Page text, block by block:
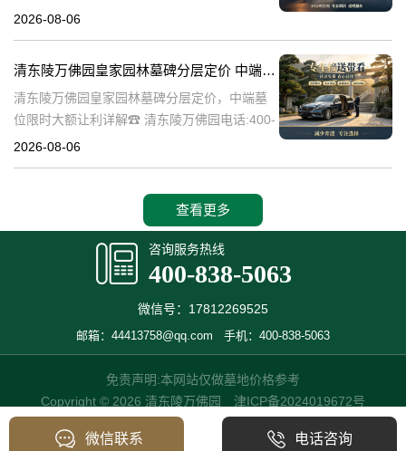
们缅怀先人、寄托哀思的重要场所。近年来，
清
2026-08-06
清东陵万佛园皇家园林墓碑分层定价 中端墓位限时大额让利详解
清东陵万佛园皇家园林墓碑分层定价，中端墓
位限时大额让利详解☎ 清东陵万佛园电话:400-
838-5063清东陵万佛园，作为中国历史上著名
2026-08-06
查看更多
咨询服务热线
400-838-5063
微信号：17812269525
邮箱：44413758@qq.com 手机：400-838-5063
免责声明:本网站仅做墓地价格参考
Copyright © 2026 清东陵万佛园 津ICP备2024019672号
微信联系 电话咨询